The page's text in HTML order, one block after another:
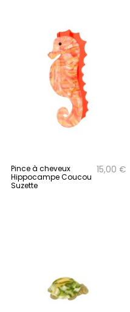
Pince à cheveux
Hippocampe Coucou
Suzette
15,00 €